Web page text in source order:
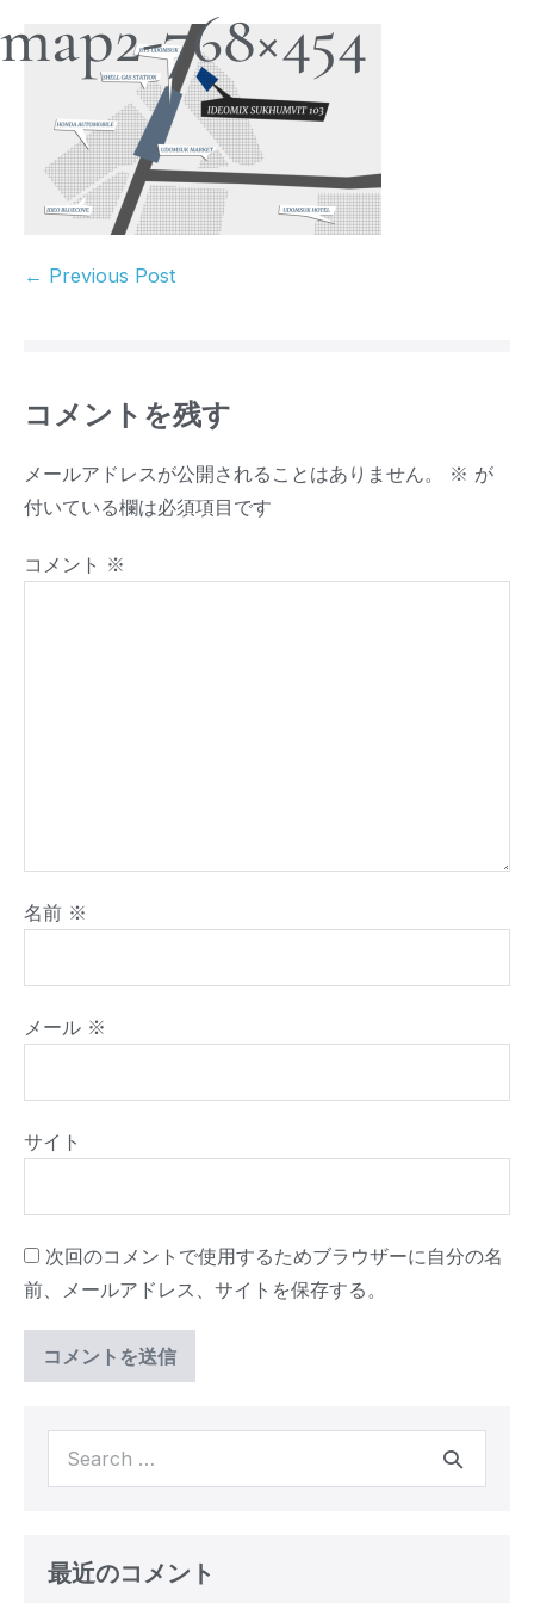
map2-768×454
← Previous Post
コメントを残す
メールアドレスが公開されることはありません。 ※ が
付いている欄は必須項目です
コメント ※
名前 ※
メール ※
サイト
次回のコメントで使用するためブラウザーに自分の名
前、メールアドレス、サイトを保存する。
最近のコメント